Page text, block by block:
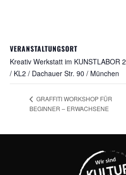
VERANSTALTUNGSORT
Kreativ Werkstatt im KUNSTLABOR 2
/ KL2 / Dachauer Str. 90 / München
GRAFFITI WORKSHOP FÜR
BEGINNER – ERWACHSENE